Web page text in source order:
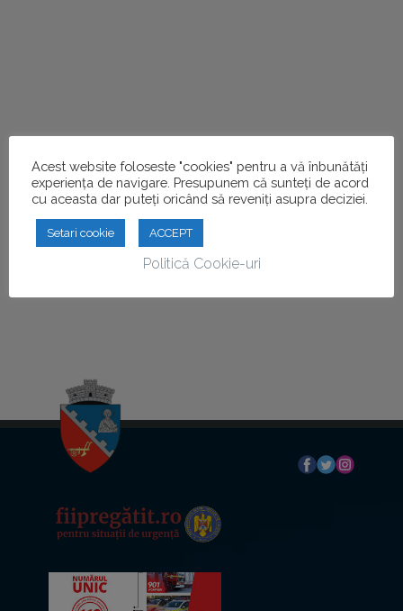
Acest website foloseste "cookies" pentru a vă înbunătăți
experiența de navigare. Presupunem că sunteți de acord
cu aceasta dar puteți oricând să reveniți asupra deciziei.
Setari cookie ACCEPT
Politică Cookie-uri